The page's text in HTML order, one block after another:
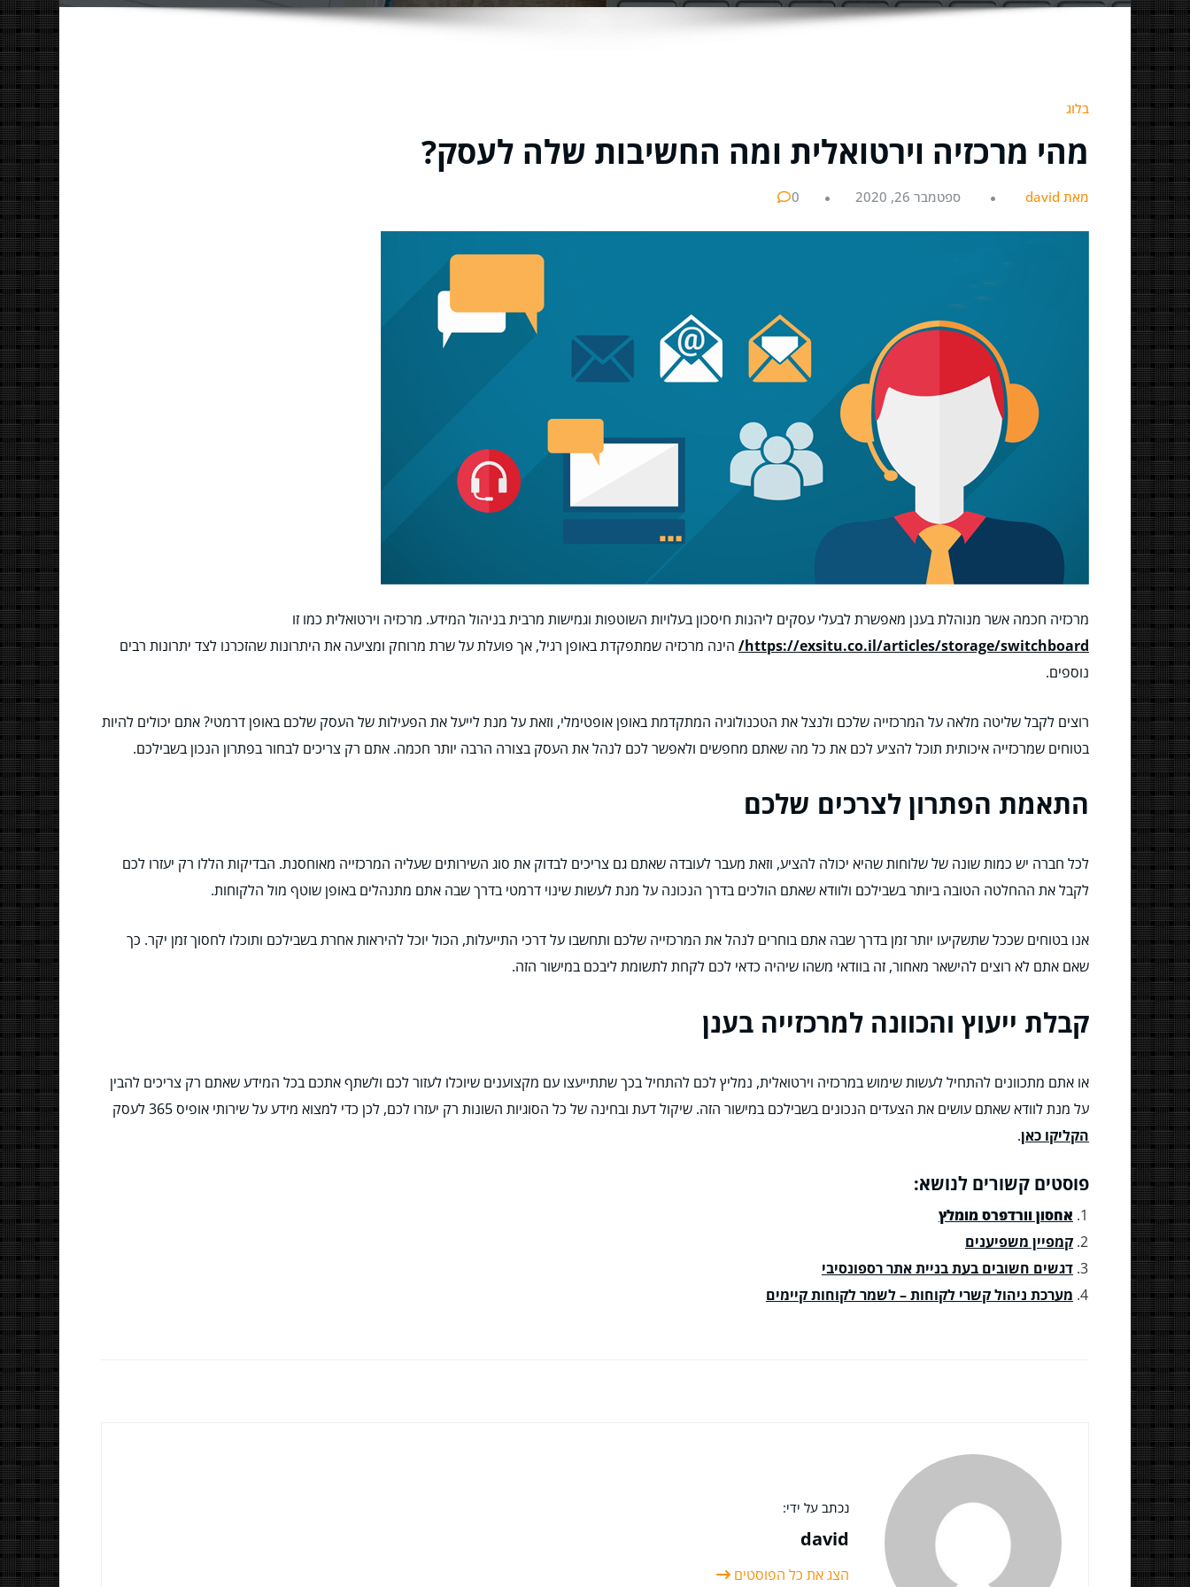
בלוג
מהי מרכזיה וירטואלית ומה החשיבות שלה לעסק?
מאת david ספטמבר 26, 2020 0
מרכזיה חכמה אשר מנוהלת בענן מאפשרת לבעלי עסקים ליהנות חיסכון בעלויות השוטפות וגמישות מרבית בניהול המידע. מרכזיה וירטואלית כמו זו
https://exsitu.co.il/articles/storage/switchboard/ הינה מרכזיה שמתפקדת באופן רגיל, אך פועלת על שרת מרוחק ומציעה את היתרונות שהזכרנו לצד יתרונות רבים
נוספים.
רוצים לקבל שליטה מלאה על המרכזייה שלכם ולנצל את הטכנולוגיה המתקדמת באופן אופטימלי, וזאת על מנת לייעל את הפעילות של העסק שלכם באופן דרמטי? אתם יכולים להיות
בטוחים שמרכזייה איכותית תוכל להציע לכם את כל מה שאתם מחפשים ולאפשר לכם לנהל את העסק בצורה הרבה יותר חכמה. אתם רק צריכים לבחור בפתרון הנכון בשבילכם.
התאמת הפתרון לצרכים שלכם
לכל חברה יש כמות שונה של שלוחות שהיא יכולה להציע, וזאת מעבר לעובדה שאתם גם צריכים לבדוק את סוג השירותים שעליה המרכזייה מאוחסנת. הבדיקות הללו רק יעזרו לכם
לקבל את ההחלטה הטובה ביותר בשבילכם ולוודא שאתם הולכים בדרך הנכונה על מנת לעשות שינוי דרמטי בדרך שבה אתם מתנהלים באופן שוטף מול הלקוחות.
אנו בטוחים שככל שתשקיעו יותר זמן בדרך שבה אתם בוחרים לנהל את המרכזייה שלכם ותחשבו על דרכי התייעלות, הכול יוכל להיראות אחרת בשבילכם ותוכלו לחסוך זמן יקר. כך
שאם אתם לא רוצים להישאר מאחור, זה בוודאי משהו שיהיה כדאי לכם לקחת לתשומת ליבכם במישור הזה.
קבלת ייעוץ והכוונה למרכזייה בענן
או אתם מתכוונים להתחיל לעשות שימוש במרכזיה וירטואלית, נמליץ לכם להתחיל בכך שתתייעצו עם מקצוענים שיוכלו לעזור לכם ולשתף אתכם בכל המידע שאתם רק צריכים להבין
על מנת לוודא שאתם עושים את הצעדים הנכונים בשבילכם במישור הזה. שיקול דעת ובחינה של כל הסוגיות השונות רק יעזרו לכם, לכן כדי למצוא מידע על שירותי אופיס 365 לעסק
הקליקו כאן.
פוסטים קשורים לנושא:
אחסון וורדפרס מומלץ
קמפיין משפיענים
דגשים חשובים בעת בניית אתר רספונסיבי
מערכת ניהול קשרי לקוחות – לשמר לקוחות קיימים
נכתב על ידי:
david
הצג את כל הפוסטים